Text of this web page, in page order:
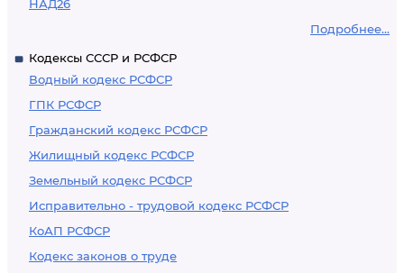
НАД26
Подробнее...
Кодексы СССР и РСФСР
Водный кодекс РСФСР
ГПК РСФСР
Гражданский кодекс РСФСР
Жилищный кодекс РСФСР
Земельный кодекс РСФСР
Исправительно - трудовой кодекс РСФСР
КоАП РСФСР
Кодекс законов о труде